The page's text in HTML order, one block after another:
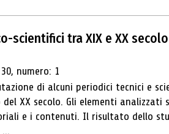
scientifici tra XIX e XX secolo
numero: 1
di alcuni periodici tecnici e
XX secolo. Gli elementi analizzati
e i contenuti. Il risultato dello